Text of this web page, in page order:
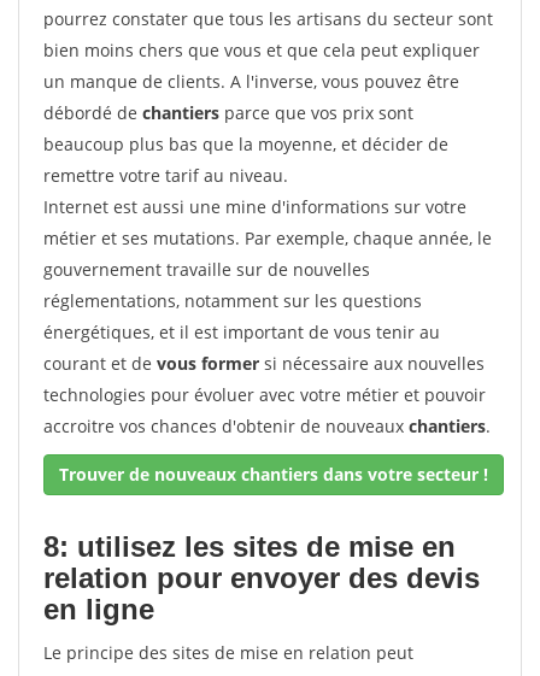
pourrez constater que tous les artisans du secteur sont
bien moins chers que vous et que cela peut expliquer
un manque de clients. A l'inverse, vous pouvez être
débordé de chantiers parce que vos prix sont
beaucoup plus bas que la moyenne, et décider de
remettre votre tarif au niveau.
Internet est aussi une mine d'informations sur votre
métier et ses mutations. Par exemple, chaque année, le
gouvernement travaille sur de nouvelles
réglementations, notamment sur les questions
énergétiques, et il est important de vous tenir au
courant et de vous former si nécessaire aux nouvelles
technologies pour évoluer avec votre métier et pouvoir
accroitre vos chances d'obtenir de nouveaux chantiers.
Trouver de nouveaux chantiers dans votre secteur !
8: utilisez les sites de mise en
relation pour envoyer des devis
en ligne
Le principe des sites de mise en relation peut